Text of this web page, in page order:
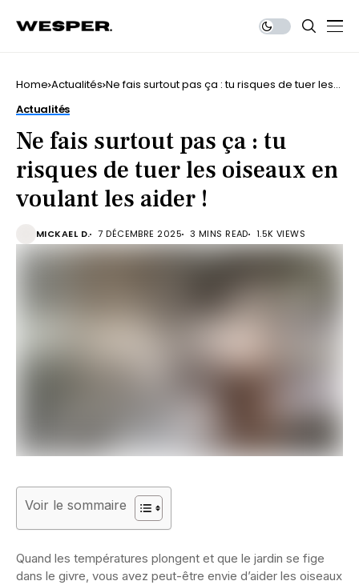
Home Actualités Ne fais surtout pas ça : tu risques de tuer les
Actualités
Ne fais surtout pas ça : tu
risques de tuer les oiseaux en
voulant les aider !
MICKAEL D. 7 DÉCEMBRE 2025 3 MINS READ 1.5K VIEWS
Voir le sommaire
Quand les températures plongent et que le jardin se fige
dans le givre, vous avez peut-être envie d’aider les oiseaux